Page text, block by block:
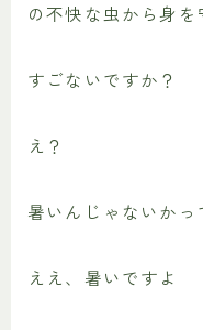
の不快な虫から身を
すごないですか？
え？
暑いんじゃないかっ
ええ、暑いですよ